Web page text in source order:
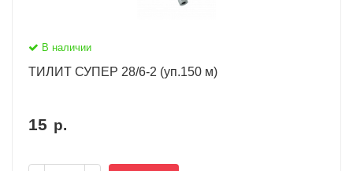
В наличии
ТИЛИТ СУПЕР 28/6-2 (уп.150 м)
15 р.